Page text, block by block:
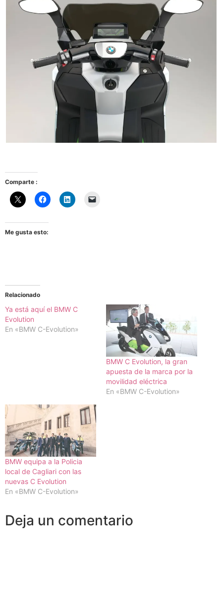
Comparte :
Me gusta esto:
Relacionado
Ya está aquí el BMW C
Evolution
En «BMW C-Evolution»
BMW C Evolution, la gran
apuesta de la marca por la
movilidad eléctrica
En «BMW C-Evolution»
BMW equipa a la Policia
local de Cagliari con las
nuevas C Evolution
En «BMW C-Evolution»
Deja un comentario